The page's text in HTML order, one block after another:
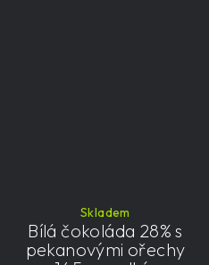
Skladem
Bílá čokoláda 28% s
pekanovými ořechy